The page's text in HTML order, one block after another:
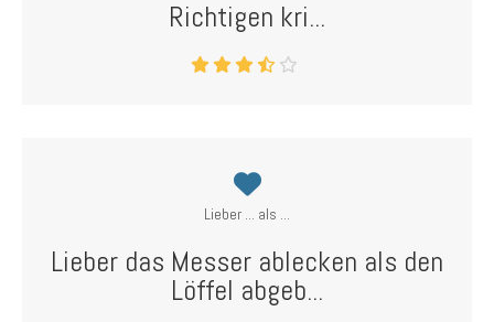
Richtigen kri...
Lieber ... als ...
Lieber das Messer ablecken als den
Löffel abgeb...